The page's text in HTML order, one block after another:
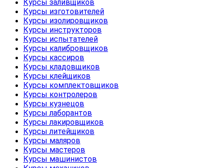
Курсы заливщиков
Курсы изготовителей
Курсы изолировщиков
Курсы инструкторов
Курсы испытателей
Курсы калибровщиков
Курсы кассиров
Курсы кладовщиков
Курсы клейщиков
Курсы комплектовщиков
Курсы контролеров
Курсы кузнецов
Курсы лаборантов
Курсы лакировщиков
Курсы литейщиков
Курсы маляров
Курсы мастеров
Курсы машинистов